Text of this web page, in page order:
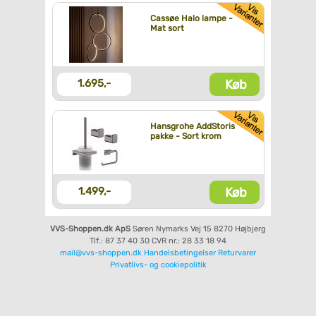
Cassøe Halo lampe -
Mat sort
1.695,- Køb
Hansgrohe AddStoris
pakke - Sort krom
1.499,- Køb
VVS-Shoppen.dk ApS Søren Nymarks Vej 15 8270 Højbjerg
Tlf.: 87 37 40 30 CVR nr.: 28 33 18 94
mail@vvs-shoppen.dk Handelsbetingelser Returvarer
Privatlivs- og cookiepolitik